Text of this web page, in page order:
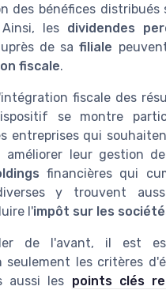
des bénéfices distribués
les dividendes
de safiliale
fiscale.
fiscale des
se montre
entreprises qui
améliorer leur gestion
financières qui
y trouvent
l'impôt sur les
de l'avant, il est
seulement les critères
aussi les points clés